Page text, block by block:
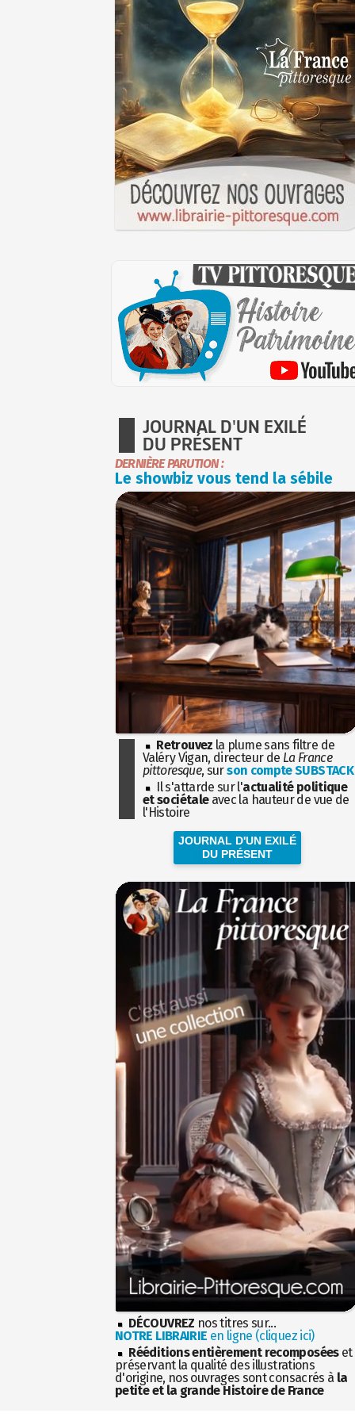
JOURNAL D'UN EXILÉ
DU PRÉSENT
DERNIÈRE PARUTION :
Le showbiz vous tend la sébile
Retrouvez la plume sans filtre de
Valéry Vigan, directeur de La France
pittoresque, surson compte SUBSTACK
Il s'attarde sur l'actualité politique
et sociétaleavec la hauteur de vue de
l'Histoire
JOURNAL D'UN EXILÉ
DU PRÉSENT
DÉCOUVREZ nos titres sur...
NOTRE LIBRAIRIE en ligne (cliquez ici)
Rééditions entièrement recomposéeset
préservant la qualité des illustrations
d'origine, nos ouvrages sont consacrés à la
petite et la grande Histoire de France